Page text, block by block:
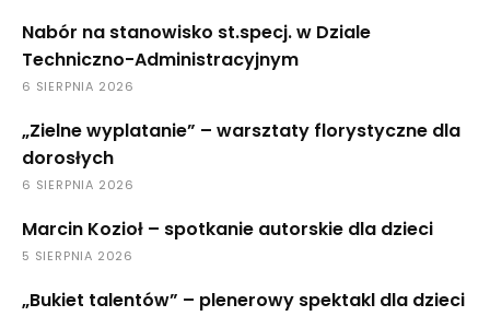
Nabór na stanowisko st.specj. w Dziale
Techniczno-Administracyjnym
6 SIERPNIA 2026
„Zielne wyplatanie” – warsztaty florystyczne dla
dorosłych
6 SIERPNIA 2026
Marcin Kozioł – spotkanie autorskie dla dzieci
5 SIERPNIA 2026
„Bukiet talentów” – plenerowy spektakl dla dzieci